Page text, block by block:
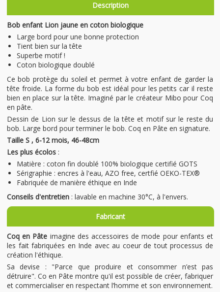
Description
Bob enfant Lion jaune en coton biologique
Large bord pour une bonne protection
Tient bien sur la tête
Superbe motif !
Coton biologique doublé
Ce bob protège du soleil et permet à votre enfant de garder la
tête froide. La forme du bob est idéal pour les petits car il reste
bien en place sur la tête. Imaginé par le créateur Mibo pour Coq
en pâte.
Dessin de Lion sur le dessus de la tête et motif sur le reste du
bob. Large bord pour terminer le bob. Coq en Pâte en signature.
Taille S , 6-12 mois, 46-48cm
Les plus écolos :
Matière : coton fin doublé 100% biologique certifié GOTS
Sérigraphie : encres à l'eau, AZO free, certfié OEKO-TEX®
Fabriquée de manière éthique en Inde
Conseils d'entretien : lavable en machine 30°C, à l'envers.
Fabricant
Coq en Pâte imagine des accessoires de mode pour enfants et
les fait fabriquées en Inde avec au coeur de tout processus de
création l'éthique.
Sa devise : "Parce que produire et consommer n’est pas
détruire". Co en Pâte montre qu'il est possible de créer, fabriquer
et commercialiser en respectant l’homme et son environnement.